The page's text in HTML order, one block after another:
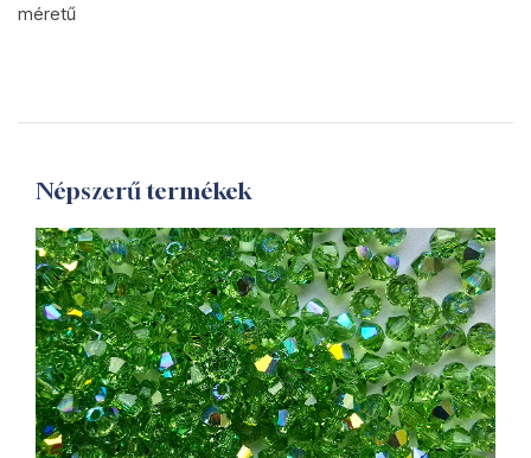
méretű
Népszerű termékek